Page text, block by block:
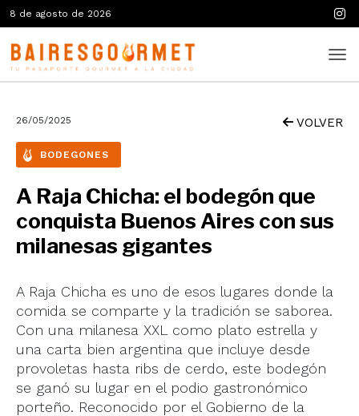
8 de agosto de 2026
26/05/2025 VOLVER
BODEGONES
A Raja Chicha: el bodegón que
conquista Buenos Aires con sus
milanesas gigantes
A Raja Chicha es uno de esos lugares donde la
comida se comparte y la tradición se saborea.
Con una milanesa XXL como plato estrella y
una carta bien argentina que incluye desde
provoletas hasta ribs de cerdo, este bodegón
se ganó su lugar en el podio gastronómico
porteño. Reconocido por el Gobierno de la